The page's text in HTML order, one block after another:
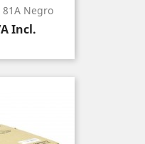
81A Negro
Incl.